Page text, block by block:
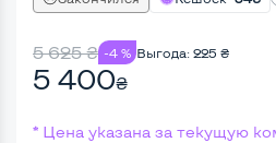
5 625₴ -4 % Выгода: 225 ₴
5 400₴
* Цена указана за текущую